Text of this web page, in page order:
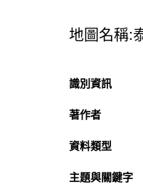
地圖名稱:
識別資訊
著作者
資料類型
主題與關鍵字